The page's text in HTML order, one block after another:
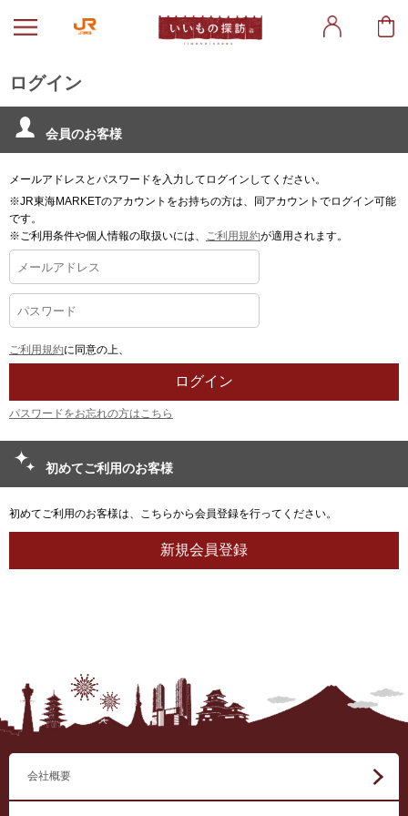
ログイン
会員のお客様
メールアドレスとパスワードを入力してログインしてください。
※JR東海MARKETのアカウントをお持ちの方は、同アカウントでログイン可能
です。
※ご利用条件や個人情報の取扱いには、 ご利用規約が適用されます。
ご利用規約に同意の上、
パスワードをお忘れの方はこちら
初めてご利用のお客様
初めてご利用のお客様は、こちらから会員登録を行ってください。
会社概要